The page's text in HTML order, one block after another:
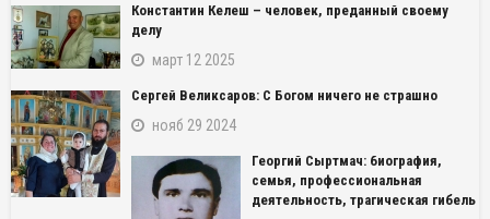
Константин Келеш – человек, преданный своему
делу
март 12 2025
Сергей Великсаров: С Богом ничего не страшно
нояб 29 2024
Георгий Сыртмач: биография,
семья, профессиональная
деятельность, трагическая гибель